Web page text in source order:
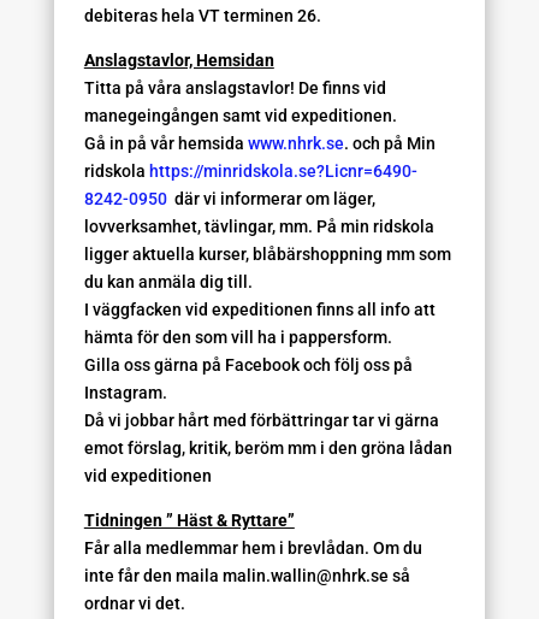
debiteras hela VT terminen 26.
Anslagstavlor, Hemsidan
Titta på våra anslagstavlor! De finns vid
manegeingången samt vid expeditionen.
Gå in på vår hemsida www.nhrk.se. och på Min
ridskola https://minridskola.se?Licnr=6490-
8242-0950där vi informerar om läger,
lovverksamhet, tävlingar, mm. På min ridskola
ligger aktuella kurser, blåbärshoppning mm som
du kan anmäla dig till.
I väggfacken vid expeditionen finns all info att
hämta för den som vill ha i pappersform.
Gilla oss gärna på Facebook och följ oss på
Instagram.
Då vi jobbar hårt med förbättringar tar vi gärna
emot förslag, kritik, beröm mm i den gröna lådan
vid expeditionen
Tidningen ” Häst & Ryttare”
Får alla medlemmar hem i brevlådan. Om du
inte får den maila malin.wallin@nhrk.se så
ordnar vi det.